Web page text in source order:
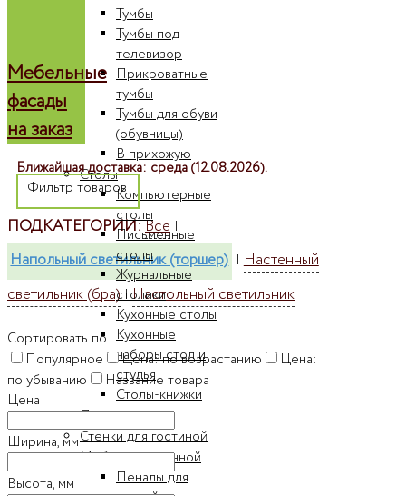
Тумбы
Тумбы под
телевизор
Прикроватные
тумбы
Тумбы для обуви
(обувницы)
В прихожую
Столы
Компьютерные
столы
Письменные
столы
Журнальные
столики
Кухонные столы
Кухонные
наборы стол и
стулья
Столы-книжки
Прихожие
Стенки для гостиной
Мебель для ванной
Пеналы для
Мебельные
фасады
на заказ
Ближайшая доставка: среда (12.08.2026).
Фильтр товаров
ПОДКАТЕГОРИИ:Все |
Напольный светильник (торшер) |Настенный
светильник (бра)|Настольный светильник
Сортировать по
Популярное
Цена: по возрастанию
Цена:
по убыванию
Название товара
Цена
Ширина, мм
Высота, мм